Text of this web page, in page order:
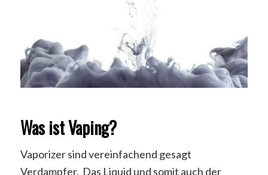
Was ist Vaping?
Vaporizer sind vereinfachend gesagt
Verdampfer. Das Liquid und somit auch der